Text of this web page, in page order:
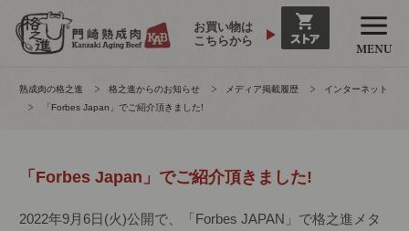
お買い物は
こちらから
熟成肉の格之進 格之進からのお知らせ メディア掲載履歴
インターネット
「Forbes Japan」でご紹介頂きました!
「Forbes Japan」でご紹介頂きました!
2022年9月6日(火)公開で、「Forbes JAPAN」で格之進メタ